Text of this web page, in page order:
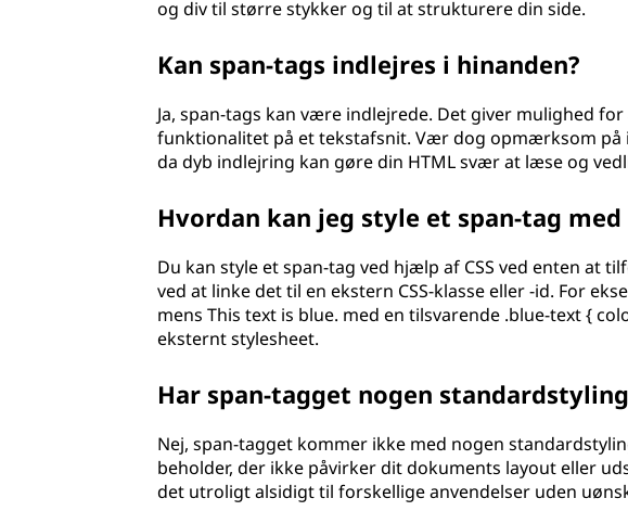
og div til større stykker og til at strukturere din side.
Kan span-tags indlejres i hinanden?
Ja, span-tags kan være indlejrede. Det giver mulighed
funktionalitet på et tekstafsnit. Vær dog opmærksom
da dyb indlejring kan gøre din HTML svær at læse og
Hvordan kan jeg style et span-tag med
Du kan style et span-tag ved hjælp af CSS ved enten at
ved at linke det til en ekstern CSS-klasse eller -id. For
mens This text is blue. med en tilsvarende .blue-text {
eksternt stylesheet.
Har span-tagget nogen
Nej, span-tagget kommer ikke med nogen
beholder, der ikke påvirker dit dokuments layout eller
det utroligt alsidigt til forskellige anvendelser uden